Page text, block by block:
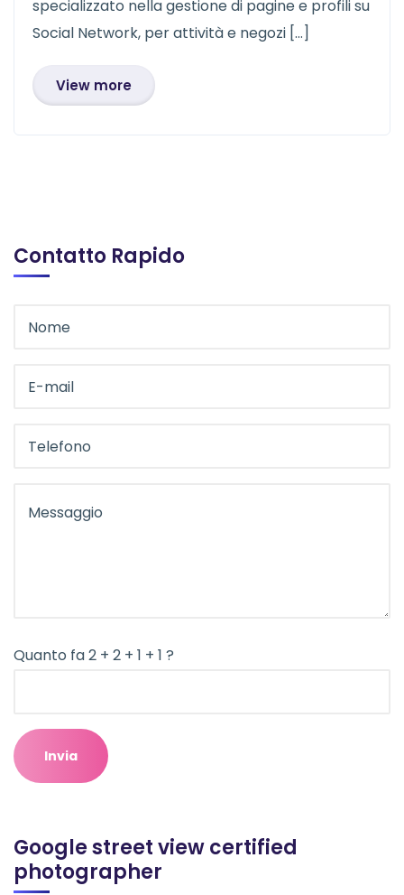
specializzato nella gestione di pagine e profili su
Social Network, per attività e negozi […]
View more
Contatto Rapido
Quanto fa 2 + 2 + 1 + 1 ?
Google street view certified
photographer